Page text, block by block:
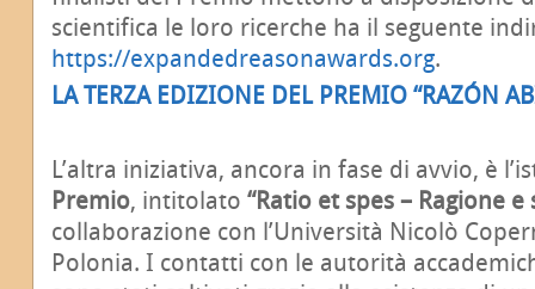
scientifica le loro ricerche ha il seguente
https://expandedreasonawards.org.
LA TERZA EDIZIONE DEL PREMIO “RAZÓN
L’altra iniziativa, ancora in fase di avvio, è
Premio, intitolato “Ratio et spes – Ragione e
collaborazione con l’Università Nicolò
Polonia. I contatti con le autorità